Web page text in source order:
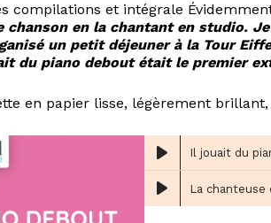
compilations et intégrale
en la chantant en studio.
un petit déjeuner à la Tour
du piano debout était le premier
en papier lisse, légèrement
Il jouait du
La chanteuse